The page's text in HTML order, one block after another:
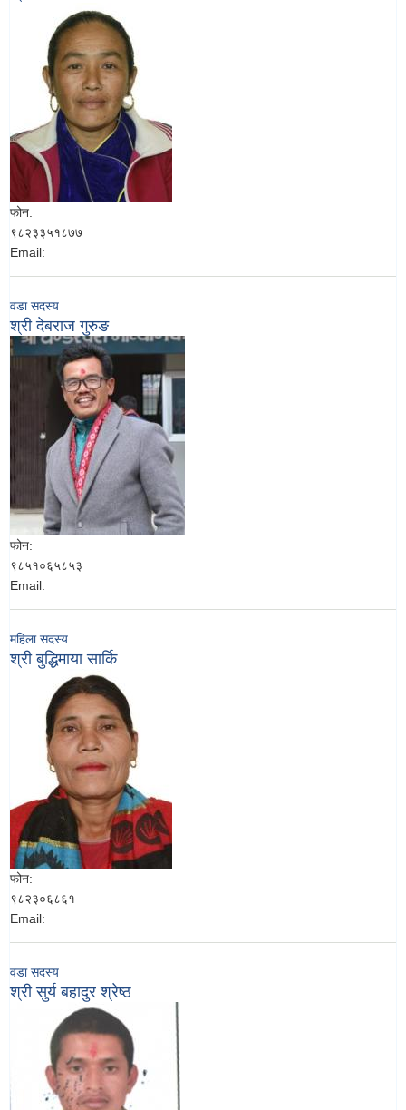
फोन:
९८२३३५१८७७
Email:
वडा सदस्य
श्री देबराज गुरुङ
फोन:
९८५१०६५८५३
Email:
महिला सदस्य
श्री बुद्धिमाया सार्कि
फोन:
९८२३०६८६१
Email:
वडा सदस्य
श्री सुर्य बहादुर श्रेष्ठ